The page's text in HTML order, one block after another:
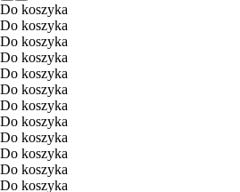
Do koszyka
Do koszyka
Do koszyka
Do koszyka
Do koszyka
Do koszyka
Do koszyka
Do koszyka
Do koszyka
Do koszyka
Do koszyka
Do koszyka